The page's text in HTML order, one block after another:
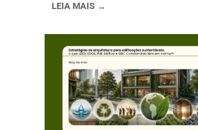
LEIA MAIS →